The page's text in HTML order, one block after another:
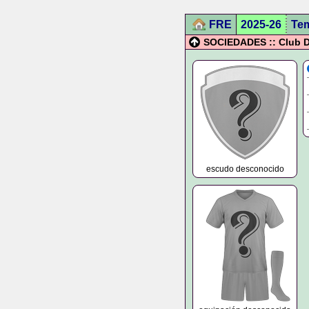
FRE 2025-26
SOCIEDADES :: Club
escudo desconocido